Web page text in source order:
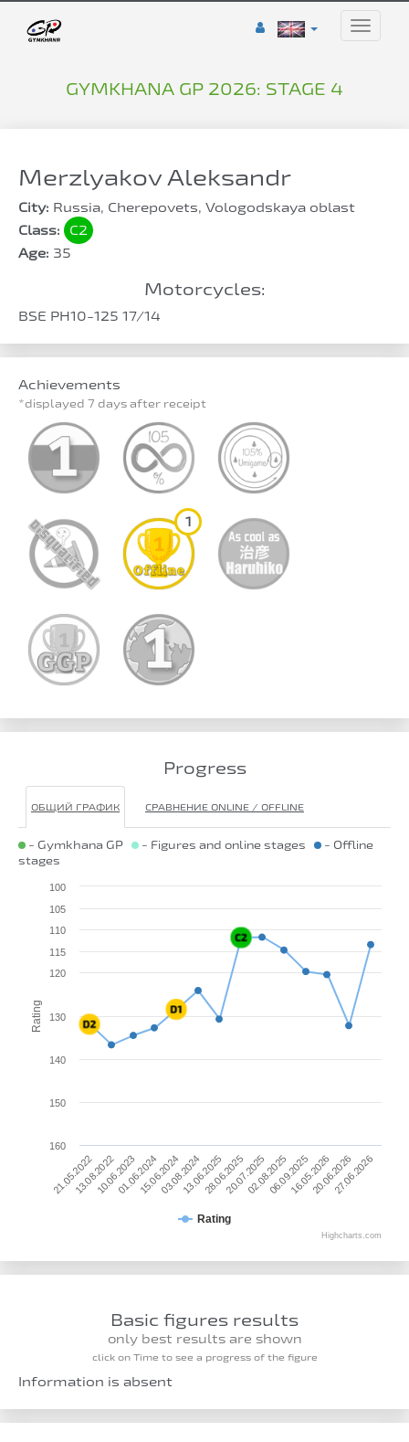
Toggle
GYMKHANA GP 2026: STAGE 4
Merzlyakov Aleksandr
City: Russia, Cherepovets, Vologodskaya oblast
Class:
C2
Age: 35
Motorcycles:
BSE PH10-125 17/14
Achievements
*displayed 7 days after receipt
1
Progress
ОБЩИЙ ГРАФИК СРАВНЕНИЕ ONLINE / OFFLINE
- Gymkhana GP - Figures and online stages
- Offline
stages
Rating
Rating
21.05.2022
13.08.202210.06.202301.06.202415.06.202403.08.202413.06.202528.06.202520.07.202502.08.202506.09.202516.05.202620.06.202627.06.2026
100
105
110
115
120
130
140
150
160
Highcharts.com
Basic figures results
only best results are shown
click on Time to see a progress of the figure
Information is absent